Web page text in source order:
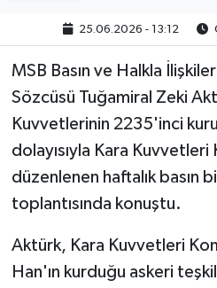
25.06.2026 - 13:12
MSB Basın ve Halkla
Sözcüsü Tuğamiral Zeki
Kuvvetlerinin 2235'inci
dolayısıyla Kara Kuvvetleri
düzenlenen haftalık basın
toplantısında konuştu.
Aktürk, Kara Kuvvetleri
Han'ın kurduğu askeri